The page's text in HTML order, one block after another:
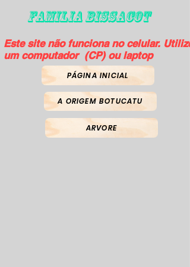
FAMILIA BISSACOT
Este site não funciona no celular. Utilize
um computador (CP) ou laptop
PÁGINA INICIAL
A ORIGEM BOTUCATU
ARVORE